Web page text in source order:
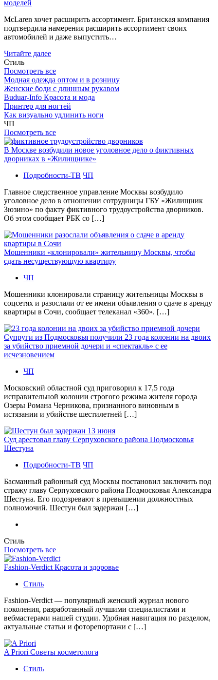
моделей
McLaren хочет расширить ассортимент. Британская компания
подтвердила намерения расширить ассортимент своих
автомобилей и даже выпустить…
Читайте далее
Стиль
Посмотреть все
Модная одежда оптом и в розницу
Женские боди с длинным рукавом
Buduar-Info Красота и мода
Принтер для ногтей
Как визуально удлинить ноги
ЧП
Посмотреть все
В Москве возбудили новое уголовное дело о фиктивных
дворниках в «Жилищнике»
Подробности-ТВ ЧП
Главное следственное управление Москвы возбудило
уголовное дело в отношении сотрудницы ГБУ «Жилищник
Зюзино» по факту фиктивного трудоустройства дворников.
Об этом сообщает РБК со […]
Мошенники «клонировали» жительницу Москвы, чтобы
сдать несуществующую квартиру
ЧП
Мошенники клонировали страницу жительницы Москвы в
соцсетях и разослали от ее имени объявления о сдаче в аренду
квартиры в Сочи, сообщает телеканал «360». […]
Супруги из Подмосковья получили 23 года колонии на двоих
за убийство приемной дочери и «спектакль» с ее
исчезновением
ЧП
Московский областной суд приговорил к 17,5 года
исправительной колонии строгого режима жителя города
Озеры Романа Черникова, признанного виновным в
истязании и убийстве шестилетней […]
Суд арестовал главу Серпуховского района Подмосковья
Шестуна
Подробности-ТВ ЧП
Басманный районный суд Москвы постановил заключить под
стражу главу Серпуховского района Подмосковья Александра
Шестуна. Его подозревают в превышении должностных
полномочий. Шестун был задержан […]
Стиль
Посмотреть все
Fashion-Verdict Красота и здоровье
Стиль
Fashion-Verdict — популярный женский журнал нового
поколения, разработанный лучшими специалистами и
вебмастерами нашей студии. Удобная навигация по разделом,
актуальные статьи и фоторепортажи с […]
A Priori Советы косметолога
Стиль